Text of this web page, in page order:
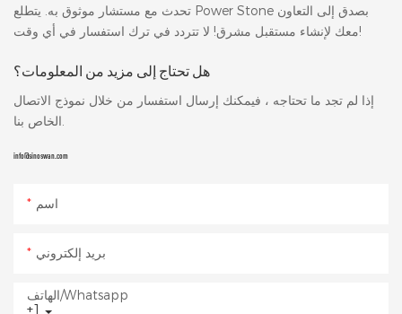
تحدث مع مستشار موثوق به. يتطلع Power Stone بصدق إلى التعاون
معك لإنشاء مستقبل مشرق! لا تتردد في ترك استفسار في أي وقت!
هل تحتاج إلى مزيد من المعلومات؟
إذا لم تجد ما تحتاجه ، فيمكنك إرسال استفسار من خلال نموذج الاتصال
الخاص بنا.
info@sinoswan.com
اسم
بريد إلكتروني
+1
الهاتف/whatsapp